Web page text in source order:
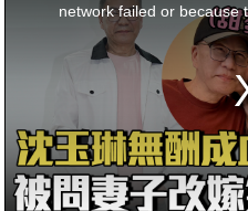
network failed or because